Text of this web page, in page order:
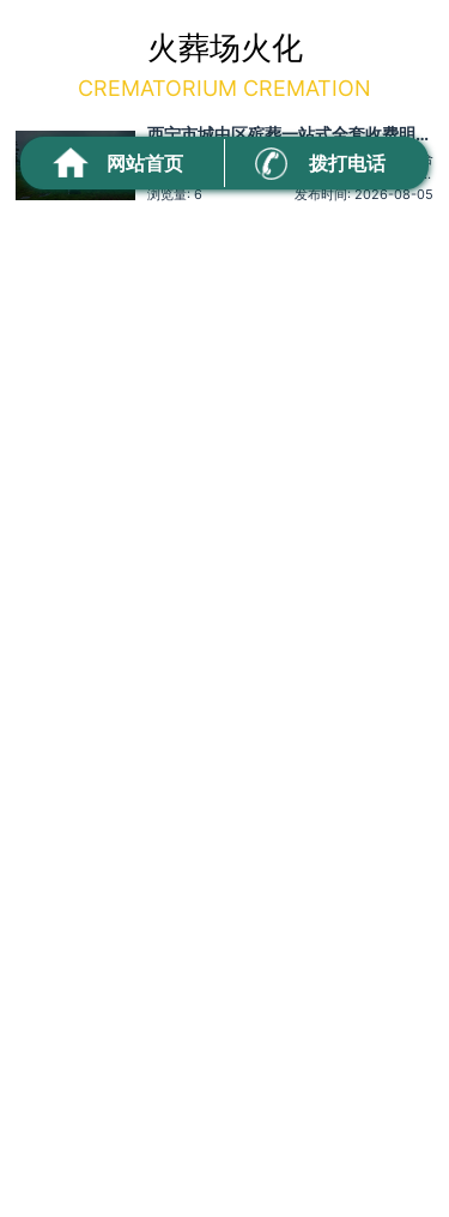
跨省殡葬用车、火化预约，下
火葬场火化
CREMATORIUM CREMATION
西宁市城中区殡葬一站式全套收费明细
殡葬综合机构服务商科普
西宁市城中区殡葬一站式全套收费明细 殡葬综合
机构服务商科普公司名称：万年长殡葬服务公司
资质认证：营业执照认证服务理念：客户至上，
服务至上服务时间：全天在线主营服务：殡葬服
浏览量: 6 发布时间: 2026-08-05
网站首页 拨打电话